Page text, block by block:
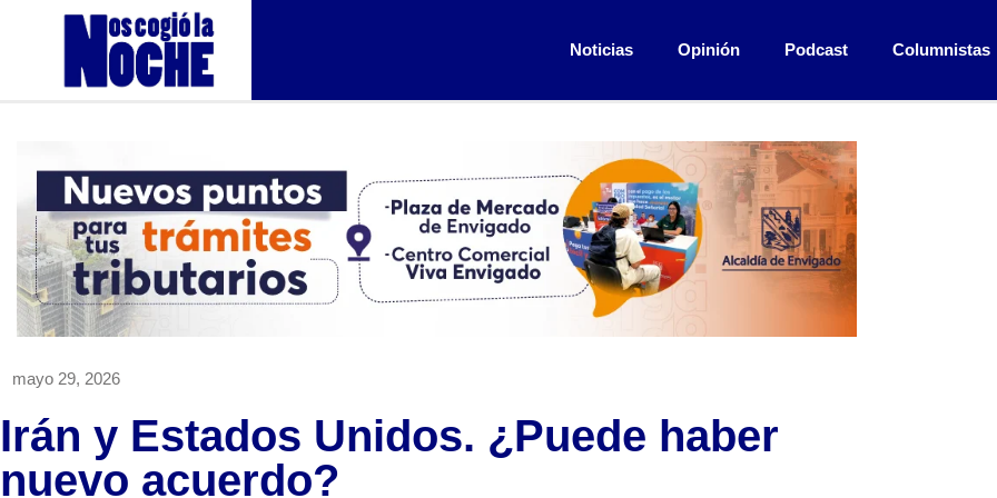
Noticias Opinión Podcast Columnistas
mayo 29, 2026
Irán y Estados Unidos. ¿Puede haber
nuevo acuerdo?